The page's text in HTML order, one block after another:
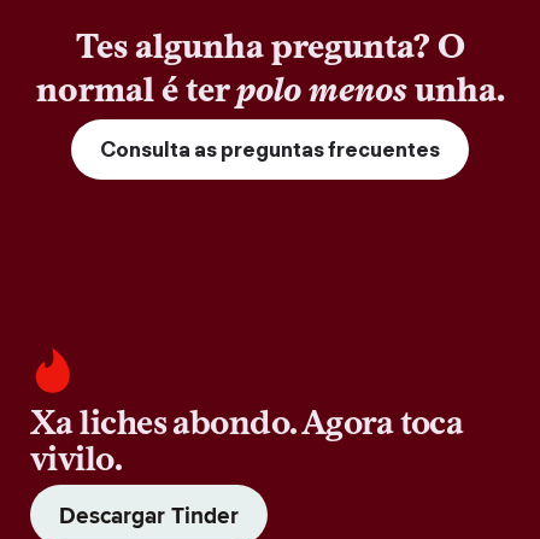
Tes algunha pregunta? O
normal é terpolo menosunha.
Consulta as preguntas frecuentes
Xa liches abondo. Agora toca
vivilo.
Descargar Tinder